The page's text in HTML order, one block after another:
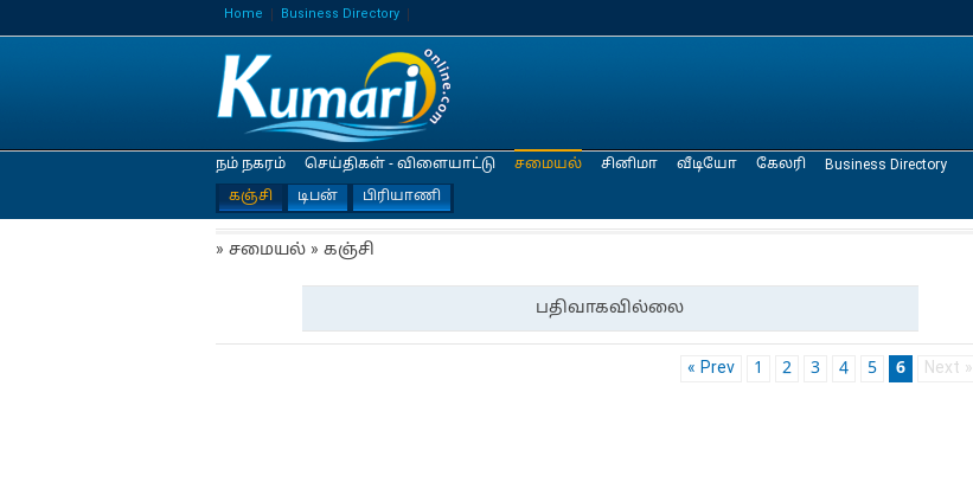
Home Business Directory
நம் நகரம் செய்திகள் - விளையாட்டு
சமையல்
கஞ்சி
டிபன் பிரியாணி
சினிமா வீடியோ கேலரி Business Directory
» சமையல் » கஞ்சி
பதிவாகவில்லை
« Prev 1 2 3 4 5 6 Next »